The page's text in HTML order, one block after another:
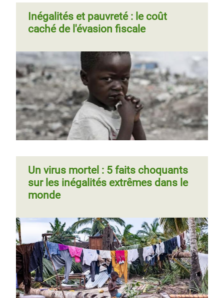
Inégalités et pauvreté : le coût
caché de l'évasion fiscale
Un virus mortel : 5 faits choquants
sur les inégalités extrêmes dans le
monde